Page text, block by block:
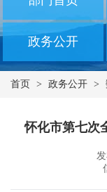
政务公开
首页 > 政务公开 >
怀化市第七次